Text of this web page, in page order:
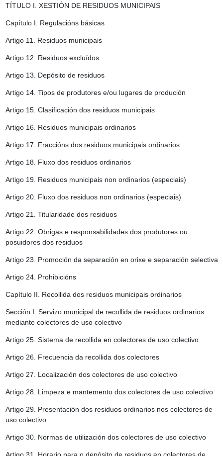
TÍTULO I. XESTIÓN DE RESIDUOS MUNICIPAIS
Capítulo I. Regulacións básicas
Artigo 11. Residuos municipais
Artigo 12. Residuos excluídos
Artigo 13. Depósito de residuos
Artigo 14. Tipos de produtores e/ou lugares de produción
Artigo 15. Clasificación dos residuos municipais
Artigo 16. Residuos municipais ordinarios
Artigo 17. Fraccións dos residuos municipais ordinarios
Artigo 18. Fluxo dos residuos ordinarios
Artigo 19. Residuos municipais non ordinarios (especiais)
Artigo 20. Fluxo dos residuos non ordinarios (especiais)
Artigo 21. Titularidade dos residuos
Artigo 22. Obrigas e responsabilidades dos produtores ou
posuidores dos residuos
Artigo 23. Promoción da separación en orixe e separación selectiva
Artigo 24. Prohibicións
Capítulo II. Recollida dos residuos municipais ordinarios
Sección I. Servizo municipal de recollida de residuos ordinarios
mediante colectores de uso colectivo
Artigo 25. Sistema de recollida en colectores de uso colectivo
Artigo 26. Frecuencia da recollida dos colectores
Artigo 27. Localización dos colectores de uso colectivo
Artigo 28. Limpeza e mantemento dos colectores de uso colectivo
Artigo 29. Presentación dos residuos ordinarios nos colectores de
uso colectivo
Artigo 30. Normas de utilización dos colectores de uso colectivo